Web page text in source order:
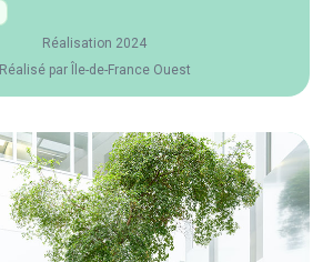
Réalisation 2024
Réalisé par Île-de-France Ouest